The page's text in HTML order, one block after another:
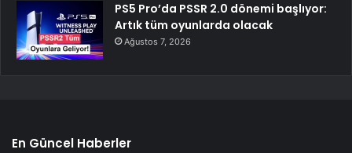
PS5 Pro’da PSSR 2.0 dönemi başlıyor:
Artık tüm oyunlarda olacak
Ağustos 7, 2026
En Güncel Haberler